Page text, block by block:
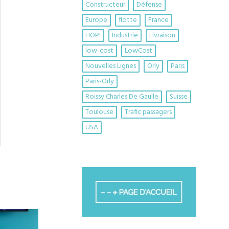
Constructeur
Défense
Europe
flotte
France
HOP!
Industrie
Livraison
low-cost
LowCost
Nouvelles Lignes
Orly
Paris
Paris-Orly
Roissy Charles De Gaulle
Suisse
Toulouse
Trafic passagers
USA